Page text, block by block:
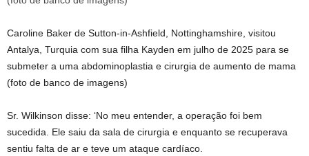
Caroline Baker de Sutton-in-Ashfield, Nottinghamshire, visitou
Antalya, Turquia com sua filha Kayden em julho de 2025 para se
submeter a uma abdominoplastia e cirurgia de aumento de mama
(foto de banco de imagens)
Sr. Wilkinson disse: ‘No meu entender, a operação foi bem
sucedida. Ele saiu da sala de cirurgia e enquanto se recuperava
sentiu falta de ar e teve um ataque cardíaco.